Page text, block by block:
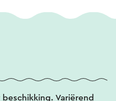
Variërend